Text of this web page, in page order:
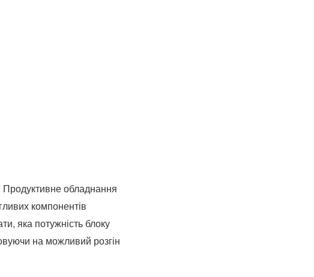
Продуктивне обладнання
компонентів
яка потужність блоку
на можливий розгін